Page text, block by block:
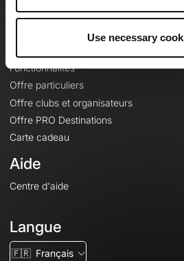
Use necessary
Fonctionnalités
Offre particuliers
Offre clubs et organisateurs
Offre PRO Destinations
Carte cadeau
Aide
Centre d'aide
Langue
🇫🇷 Français